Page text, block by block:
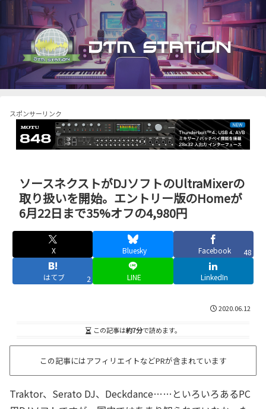
スポンサーリンク
ソースネクストがDJソフトのUltraMixerの
取り扱いを開始。エントリー版のHomeが
6月22日まで35%オフの4,980円
X Bluesky Facebook 48
はてブ 2 LINE LinkedIn
2020.06.12
この記事は約7分で読めます。
この記事にはアフィリエイトなどPRが含まれています
Traktor、Serato DJ、Deckdance……といろいろあるPC